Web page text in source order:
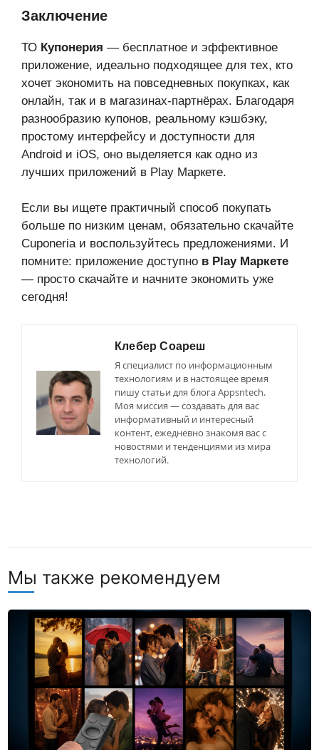
Заключение
ТО Купонерия — бесплатное и эффективное
приложение, идеально подходящее для тех, кто
хочет экономить на повседневных покупках, как
онлайн, так и в магазинах-партнёрах. Благодаря
разнообразию купонов, реальному кэшбэку,
простому интерфейсу и доступности для
Android и iOS, оно выделяется как одно из
лучших приложений в Play Маркете.
Если вы ищете практичный способ покупать
больше по низким ценам, обязательно скачайте
Cuponeria и воспользуйтесь предложениями. И
помните: приложение доступно в Play Маркете
— просто скачайте и начните экономить уже
сегодня!
Клебер Соареш
Я специалист по информационным
технологиям и в настоящее время
пишу статьи для блога Appsntech.
Моя миссия — создавать для вас
информативный и интересный
контент, ежедневно знакомя вас с
новостями и тенденциями из мира
технологий.
Мы также рекомендуем